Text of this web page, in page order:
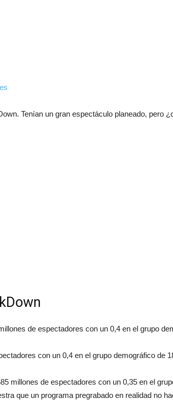
Tenían un gran espectáculo planeado, pero
de espectadores con un 0,4 en el grupo
con un 0,4 en el grupo demográfico de
millones de espectadores con un 0,35 en el
que un programa pregrabado en realidad no